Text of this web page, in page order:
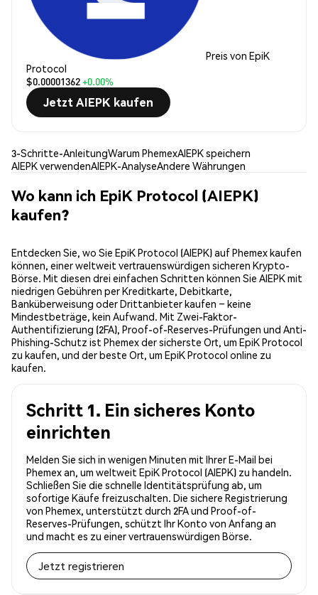
Preis von EpiK
Protocol
$0.00001362+0.00%
Jetzt AIEPK kaufen
3-Schritte-AnleitungWarum PhemexAIEPK speichern
AIEPK verwendenAIEPK-AnalyseAndere Währungen
Wo kann ich EpiK Protocol (AIEPK)
kaufen?
Entdecken Sie, wo Sie EpiK Protocol (AIEPK) auf Phemex kaufen
können, einer weltweit vertrauenswürdigen sicheren Krypto-
Börse. Mit diesen drei einfachen Schritten können Sie AIEPK mit
niedrigen Gebühren per Kreditkarte, Debitkarte,
Banküberweisung oder Drittanbieter kaufen – keine
Mindestbeträge, kein Aufwand. Mit Zwei-Faktor-
Authentifizierung (2FA), Proof-of-Reserves-Prüfungen und Anti-
Phishing-Schutz ist Phemex der sicherste Ort, um EpiK Protocol
zu kaufen, und der beste Ort, um EpiK Protocol online zu
kaufen.
Schritt 1. Ein sicheres Konto
einrichten
Melden Sie sich in wenigen Minuten mit Ihrer E-Mail bei
Phemex an, um weltweit EpiK Protocol (AIEPK) zu handeln.
Schließen Sie die schnelle Identitätsprüfung ab, um
sofortige Käufe freizuschalten. Die sichere Registrierung
von Phemex, unterstützt durch 2FA und Proof-of-
Reserves-Prüfungen, schützt Ihr Konto von Anfang an
und macht es zu einer vertrauenswürdigen Börse.
Jetzt registrieren